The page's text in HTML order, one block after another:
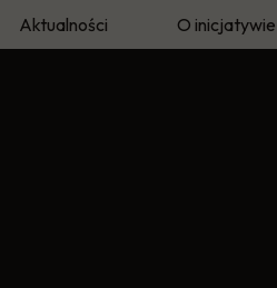
Aktualności O inicjatywie